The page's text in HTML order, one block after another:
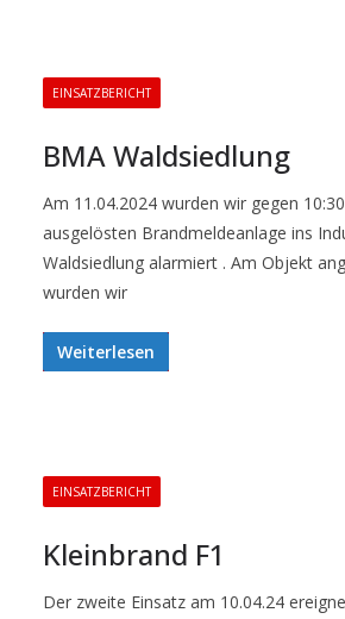
EINSATZBERICHT
BMA Waldsiedlung
Am 11.04.2024 wurden wir gegen
ausgelösten Brandmeldeanlage ins
Waldsiedlung alarmiert . Am Objekt
wurden wir
Weiterlesen
EINSATZBERICHT
Kleinbrand F1
Der zweite Einsatz am 10.04.24